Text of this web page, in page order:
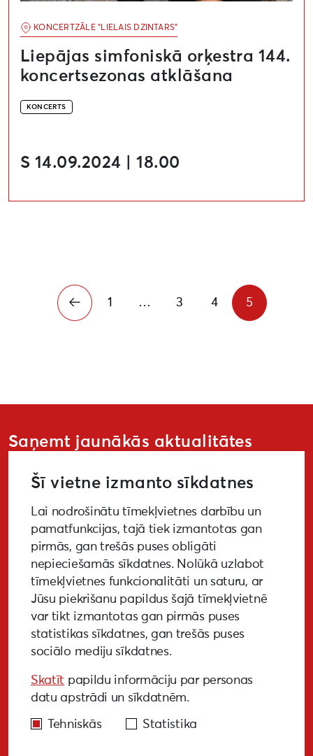
KONCERTZĀLE "LIELAIS DZINTARS"
Liepājas simfoniskā orķestra 144.
koncertsezonas atklāšana
KONCERTS
S 14.09.2024 | 18.00
1 … 3 4 5
Saņemt jaunākās aktualitātes
PIETEIKTIES
GALERIJA MEDIJIEM LKA PĒTĪJUMS
BUJ NOTIKUŠIE PASĀKUMI
PIEKĻŪSTAMĪBAS VADLĪNIJAS
Šī vietne izmanto sīkdatnes
Lai nodrošinātu tīmekļvietnes darbību un
pamatfunkcijas, tajā tiek izmantotas gan
pirmās, gan trešās puses obligāti
nepieciešamās sīkdatnes. Nolūkā uzlabot
tīmekļvietnes funkcionalitāti un saturu, ar
Jūsu piekrišanu papildus šajā tīmekļvietnē
var tikt izmantotas gan pirmās puses
statistikas sīkdatnes, gan trešās puses
sociālo mediju sīkdatnes.
Skatīt papildu informāciju par personas
datu apstrādi un sīkdatnēm.
Tehniskās Statistika